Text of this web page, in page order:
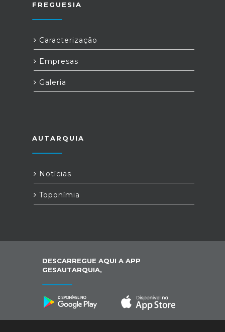
FREGUESIA
Caracterização
Empresas
Galeria
AUTARQUIA
Notícias
Toponímia
DESCARREGUE AQUI A APP
GESAUTARQUIA,